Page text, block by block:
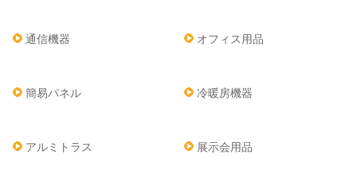
通信機器 オフィス用品
簡易パネル 冷暖房機器
アルミトラス 展示会用品